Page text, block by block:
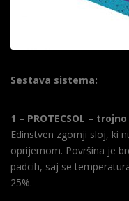
Sestava sistema:
1 – PROTECSOL –
Edinstven zgornji sloj, ki
oprijemom. Površina je
padcih, saj se
25%.